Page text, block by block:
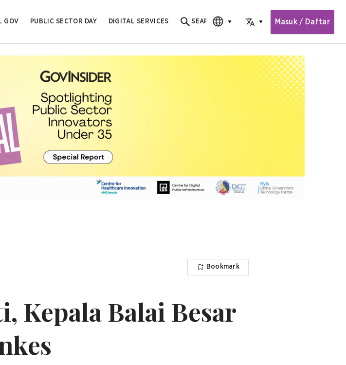
GOV PUBLIC SECTOR DAY DIGITAL SERVICES
Search for content
SEARCH
CHOOSE EDITIONCHOOSE LANGUAGE
Masuk / Daftar
Bookmark
Kepala Balai Besar